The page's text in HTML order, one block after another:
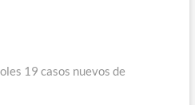
19 casos nuevos de